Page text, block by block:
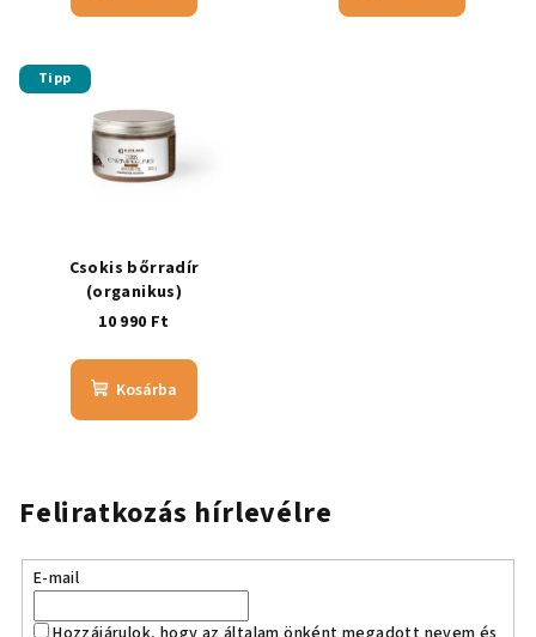
Tipp
Csokis bőrradír
(organikus)
10 990 Ft
Kosárba
Feliratkozás hírlevélre
E-mail